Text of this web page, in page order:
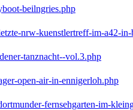
beilngries.php
nrw-kuenstlertreff-im-a42-
tanznacht--vol.3.php
open-air-in-ennigerloh.php
fernsehgarten-im-